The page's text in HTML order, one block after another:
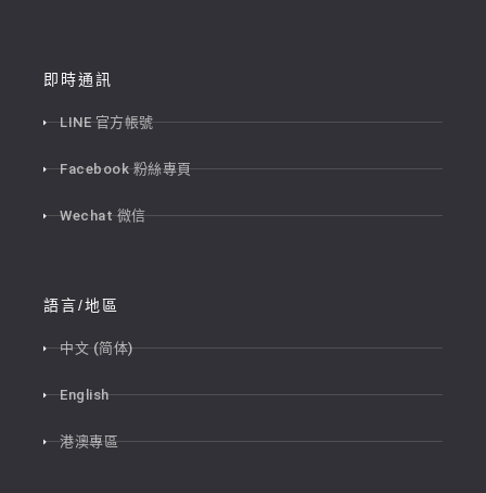
即時通訊
LINE 官方帳號
Facebook 粉絲專頁
Wechat 微信
語言/地區
中文 (简体)
English
港澳專區